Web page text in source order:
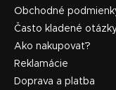
Obchodné
Často kladené
Ako nakupovať?
Reklamácie
Doprava a platba